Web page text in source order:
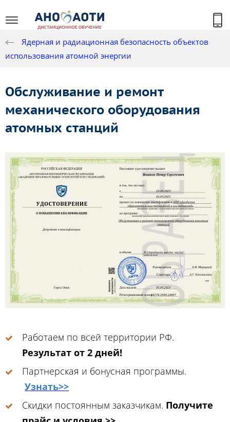
Ядерная и радиационная безопасность объектов
использования атомной энергии
Обслуживание и ремонт
механического оборудования
атомных станций
Работаем по всей территории РФ.
Результат от 2 дней!
Партнерская и бонусная программы.
Узнать>>
Скидки постоянным заказчикам. Получите